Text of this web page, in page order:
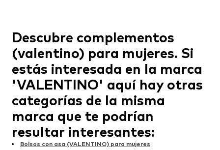
Descubre complementos
(valentino) para mujeres. Si
estás interesada en la marca
'VALENTINO' aquí hay otras
categorías de la misma
marca que te podrían
resultar interesantes:
Bolsos con asa (VALENTINO) para mujeres